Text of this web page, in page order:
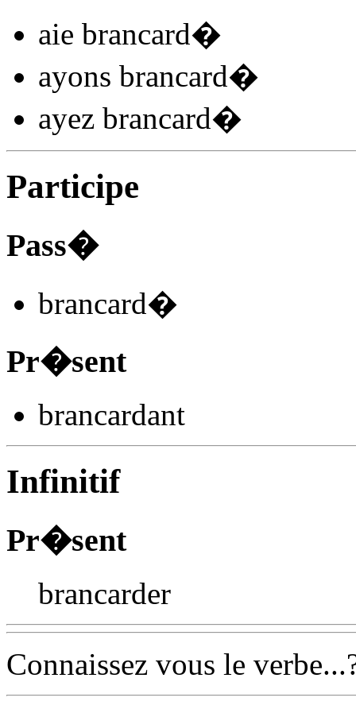
aie brancard�
ayons brancard�
ayez brancard�
Participe
Pass�
brancard�
Pr�sent
brancardant
Infinitif
Pr�sent
brancarder
Connaissez vous le